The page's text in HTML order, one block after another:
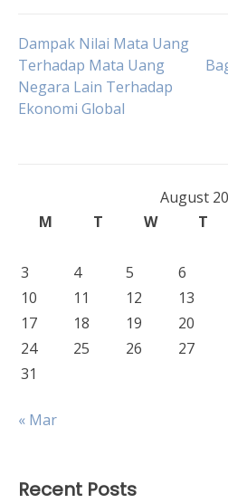
Post
navigation
Dampak Nilai Mata Uang
Terhadap Mata Uang
Negara Lain Terhadap
Ekonomi Global
August
M
T W T
3
4 5 6
10
11 12 13
17
18 19 20
24
25 26 27
31
« Mar
Recent Posts